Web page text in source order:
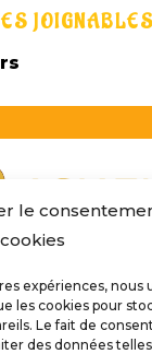
le
expériences, nous
les cookies pour
Le fait de
des données